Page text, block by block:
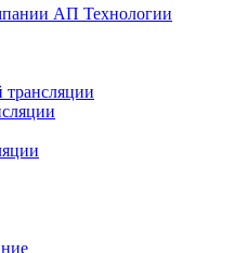
АП Технологии